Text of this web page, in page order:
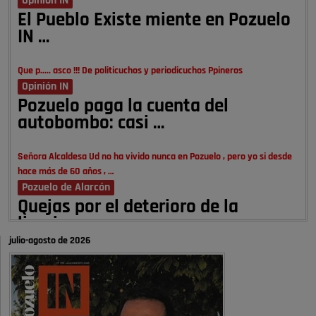
El Pueblo Existe miente en Pozuelo
IN …
Que p..... asco !!! De politicuchos y periodicuchos Ppineros
Opinión IN
Pozuelo paga la cuenta del
autobombo: casi …
Señora Alcaldesa Ud no ha vivido nunca en Pozuelo , pero yo si desde
hace más de 60 años , …
Pozuelo de Alarcón
Quejas por el deterioro de la
limpieza …
A ver si es posible que haya vivienda para familias con hijos y no
solamente jóvenes que no es tan …
Pozuelo de Alarcón
Pozuelo desbloquea
julio-agosto de 2026